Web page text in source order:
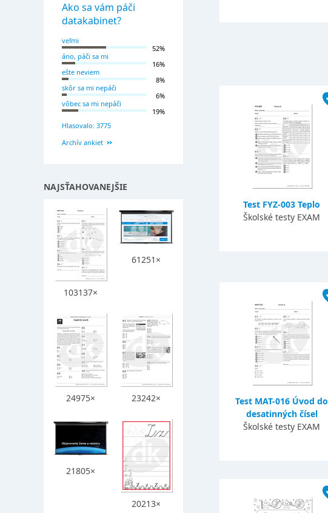
Test FYZ-003 Teplo
Školské testy EXAM
Test MAT-016 Úvod do
desatinných čísel
Školské testy EXAM
Ako sa vám páči
datakabinet?
veľmi
52%
áno, páči sa mi
16%
ešte neviem
8%
skôr sa mi nepáči
6%
vôbec sa mi nepáči
19%
Hlasovalo: 3775
Archív ankiet
NAJSŤAHOVANEJŠIE
103137×
61251×
24975× 23242×
21805×
20213×